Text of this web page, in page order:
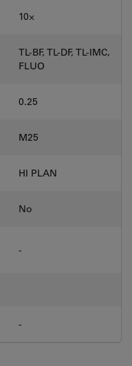
10⨉
TL-BF, TL-DF, TL-IMC,
FLUO
0.25
M25
HI PLAN
No
-
-